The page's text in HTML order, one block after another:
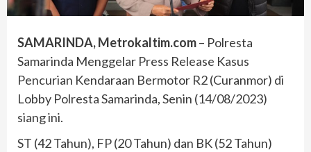
SAMARINDA, Metrokaltim.com– Polresta
Samarinda Menggelar Press Release Kasus
Pencurian Kendaraan Bermotor R2 (Curanmor) di
Lobby Polresta Samarinda, Senin (14/08/2023)
siang ini.
ST (42 Tahun), FP (20 Tahun) dan BK (52 Tahun)